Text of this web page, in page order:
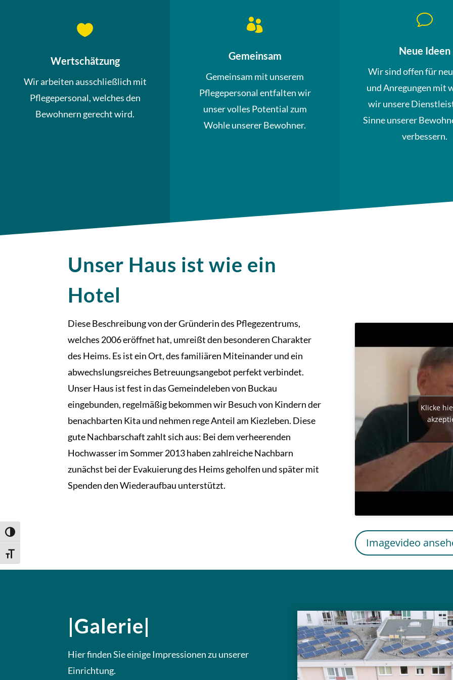
Umschalten auf hohe Kontraste
Schrift vergrößern

Wertschätzung
Wir arbeiten ausschließlich mit
Pflegepersonal, welches den
Bewohnern gerecht wird.

Gemeinsam
Gemeinsam mit unserem
Pflegepersonal entfalten wir
unser volles Potential zum
Wohle unserer Bewohner.
v
Neue Ideen
Wir sind offen für
und Anregungen mit
wir unsere
Sinne unserer
verbessern.
Unser Haus ist wie ein
Hotel
Diese Beschreibung von der Gründerin des Pflegezentrums,
welches 2006 eröffnet hat, umreißt den besonderen Charakter
des Heims. Es ist ein Ort, des familiären Miteinander und ein
abwechslungsreiches Betreuungsangebot perfekt verbindet.
Unser Haus ist fest in das Gemeindeleben von Buckau
eingebunden, regelmäßig bekommen wir Besuch von Kindern der
benachbarten Kita und nehmen rege Anteil am Kiezleben. Diese
gute Nachbarschaft zahlt sich aus: Bei dem verheerenden
Hochwasser im Sommer 2013 haben zahlreiche Nachbarn
zunächst bei der Evakuierung des Heims geholfen und später mit
Spenden den Wiederaufbau unterstützt.
Klicke
Imagevideo
|Galerie|
Hier finden Sie einige Impressionen zu unserer
Einrichtung.